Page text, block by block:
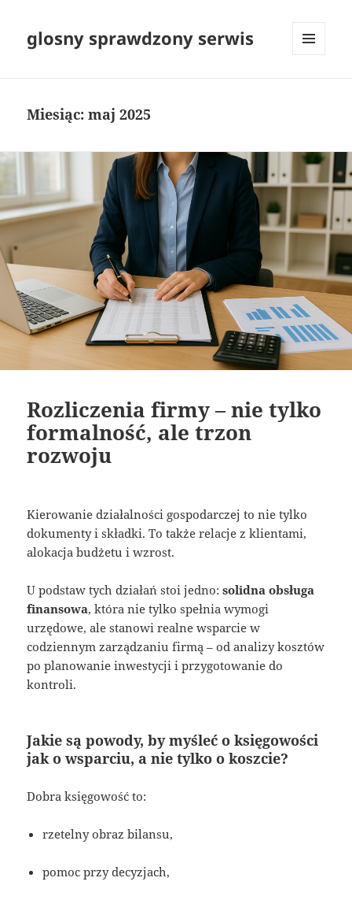
glosny sprawdzony serwis
Miesiąc:maj 2025
Rozliczenia firmy – nie tylko
formalność, ale trzon
rozwoju
Kierowanie działalności gospodarczej to nie tylko
dokumenty i składki. To także relacje z klientami,
alokacja budżetu i wzrost.
U podstaw tych działań stoi jedno:solidna obsługa
finansowa, która nie tylko spełnia wymogi
urzędowe, ale stanowi realne wsparcie w
codziennym zarządzaniu firmą – od analizy kosztów
po planowanie inwestycji i przygotowanie do
kontroli.
Jakie są powody, by myśleć o księgowości
jak o wsparciu, a nie tylko o koszcie?
Dobra księgowość to:
rzetelny obraz bilansu,
pomoc przy decyzjach,